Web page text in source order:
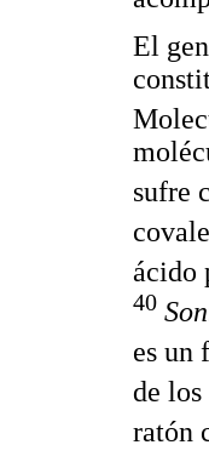
El gen
sufre
ácido
40
es un
de los
ratón